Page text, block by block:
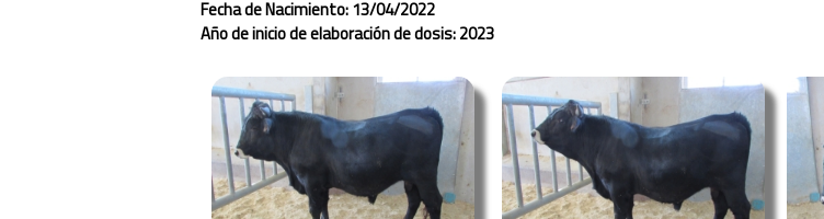
Fecha de Nacimiento: 13/04/2022
Año de inicio de elaboración de dosis: 2023